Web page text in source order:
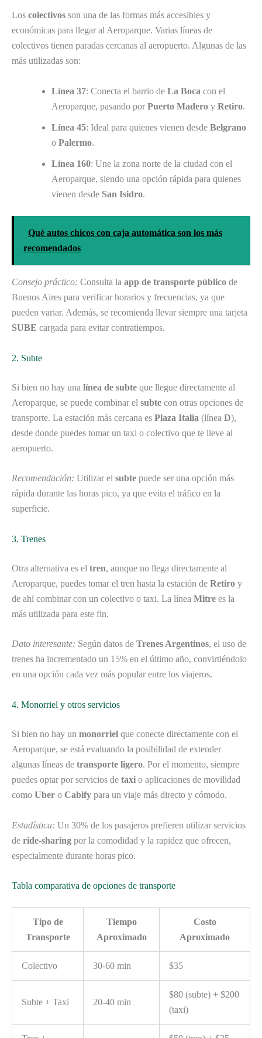
Los colectivos son una de las formas más accesibles y
económicas para llegar al Aeroparque. Varias líneas de
colectivos tienen paradas cercanas al aeropuerto. Algunas de las
más utilizadas son:
Línea 37: Conecta el barrio de La Boca con el
Aeroparque, pasando por Puerto Madero y Retiro.
Línea 45: Ideal para quienes vienen desde Belgrano
o Palermo.
Línea 160: Une la zona norte de la ciudad con el
Aeroparque, siendo una opción rápida para quienes
vienen desde San Isidro.
Qué autos chicos con caja automática son los más
recomendados
Consejo práctico: Consulta la app de transporte público de
Buenos Aires para verificar horarios y frecuencias, ya que
pueden variar. Además, se recomienda llevar siempre una tarjeta
SUBE cargada para evitar contratiempos.
2. Subte
Si bien no hay una línea de subte que llegue directamente al
Aeroparque, se puede combinar el subte con otras opciones de
transporte. La estación más cercana es Plaza Italia (línea D),
desde donde puedes tomar un taxi o colectivo que te lleve al
aeropuerto.
Recomendación: Utilizar el subte puede ser una opción más
rápida durante las horas pico, ya que evita el tráfico en la
superficie.
3. Trenes
Otra alternativa es el tren, aunque no llega directamente al
Aeroparque, puedes tomar el tren hasta la estación de Retiro y
de ahí combinar con un colectivo o taxi. La línea Mitre es la
más utilizada para este fin.
Dato interesante: Según datos de Trenes Argentinos, el uso de
trenes ha incrementado un 15% en el último año, convirtiéndolo
en una opción cada vez más popular entre los viajeros.
4. Monorriel y otros servicios
Si bien no hay un monorriel que conecte directamente con el
Aeroparque, se está evaluando la posibilidad de extender
algunas líneas de transporte ligero. Por el momento, siempre
puedes optar por servicios de taxi o aplicaciones de movilidad
como Uber o Cabify para un viaje más directo y cómodo.
Estadística: Un 30% de los pasajeros prefieren utilizar servicios
de ride-sharing por la comodidad y la rapidez que ofrecen,
especialmente durante horas pico.
Tabla comparativa de opciones de transporte
Tipo de
Transporte
Tiempo
Aproximado
Costo
Aproximado
Colectivo 30-60 min $35
Subte + Taxi 20-40 min
$80 (subte) + $200
(taxi)